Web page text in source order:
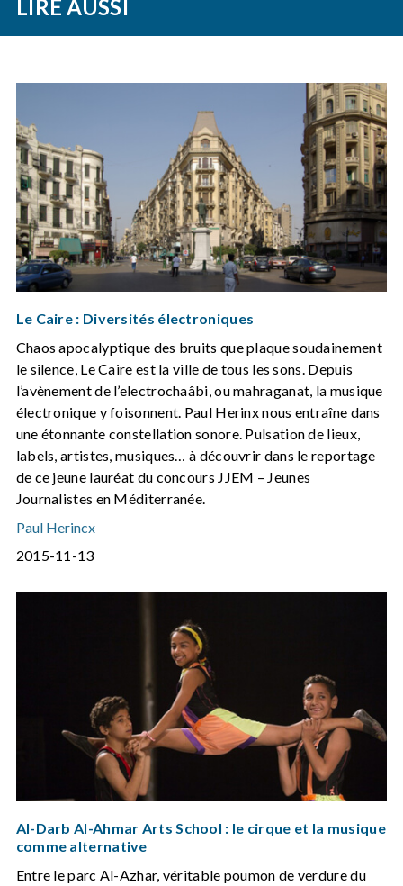
LIRE AUSSI
Le Caire : Diversités électroniques
Chaos apocalyptique des bruits que plaque soudainement
le silence, Le Caire est la ville de tous les sons. Depuis
l’avènement de l’electrochaâbi, ou mahraganat, la musique
électronique y foisonnent. Paul Herinx nous entraîne dans
une étonnante constellation sonore. Pulsation de lieux,
labels, artistes, musiques… à découvrir dans le reportage
de ce jeune lauréat du concours JJEM – Jeunes
Journalistes en Méditerranée.
Paul Herincx
2015-11-13
Al-Darb Al-Ahmar Arts School : le cirque et la musique
comme alternative
Entre le parc Al-Azhar, véritable poumon de verdure du